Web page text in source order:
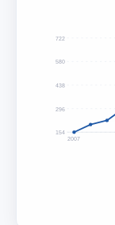
722
580
438
296
154
2007